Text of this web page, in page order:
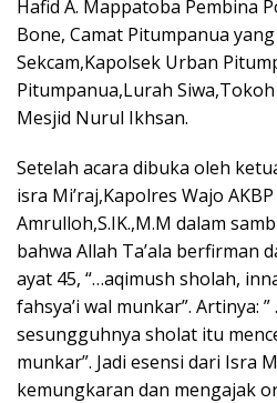
Hafid A. Mappatoba Pembina
Bone, Camat Pitumpanua
Sekcam,Kapolsek Urban
Pitumpanua,Lurah
Mesjid Nurul Ikhsan.
Setelah acara dibuka oleh
isra Mi’raj,Kapolres Wajo
Amrulloh,S.IK.,M.M dalam
bahwa Allah Ta’ala berfirman
ayat 45, “…aqimush sholah,
fahsya’i wal munkar”. Artinya:
sesungguhnya sholat itu
munkar”. Jadi esensi dari Isra
kemungkaran dan mengajak